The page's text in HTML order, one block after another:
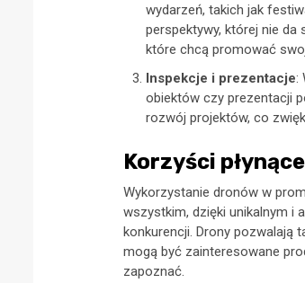
wydarzeń, takich jak
perspektywy, której nie
które chcą promować
Inspekcje i prezentacje:
obiektów czy prezentacji
rozwój projektów, co
Korzyści
Wykorzystanie dronów w
wszystkim, dzięki unikalnym i
konkurencji. Drony pozwalają
mogą być zainteresowane
zapoznać.